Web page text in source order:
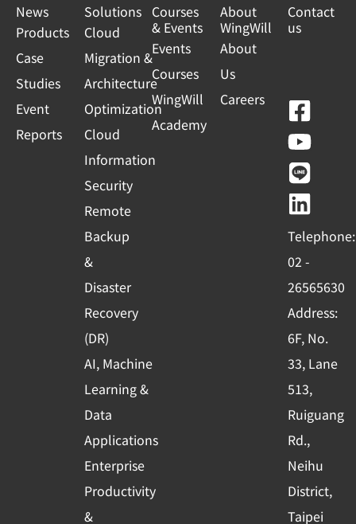
News
Products
Case
Studies
Event
Reports
Solutions
Cloud
Migration &
Architecture
Optimization
Cloud
Information
Security
Remote
Backup
&
Disaster
Recovery
(DR)
AI, Machine
Learning &
Data
Applications
Enterprise
Productivity
&
Courses
& Events
Events
Courses
WingWill
Academy
About
WingWill
About
Us
Careers
Contact
us
F
a
c
e
b
o
o
k
-
s
q
u
a
r
e
Y
o
u
t
u
b
e
L
i
n
e
L
i
n
k
e
d
i
n
Telephone:
02 -
26565630
Address:
6F, No.
33, Lane
513,
Ruiguang
Rd.,
Neihu
District,
Taipei